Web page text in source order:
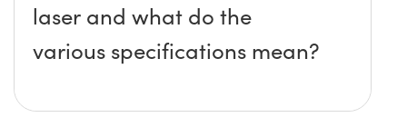
laser and what do the
various specifications mean?